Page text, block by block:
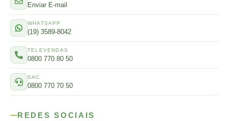
Enviar E-mail
WHATSAPP
(19) 3589-8042
TELEVENDAS
0800 770 80 50
SAC
0800 770 70 50
REDES SOCIAIS